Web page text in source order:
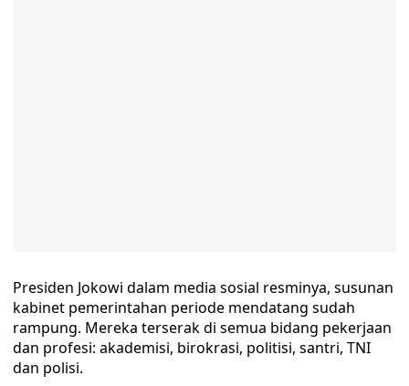
Presiden Jokowi dalam media sosial resminya, susunan
kabinet pemerintahan periode mendatang sudah
rampung. Mereka terserak di semua bidang pekerjaan
dan profesi: akademisi, birokrasi, politisi, santri, TNI
dan polisi.